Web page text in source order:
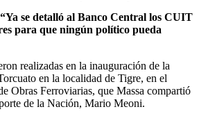
se detalló al Banco Central los CUIT
para que ningún político pueda
realizadas en la inauguración de la
en la localidad de Tigre, en el
Obras Ferroviarias, que Massa compartió
de la Nación, Mario Meoni.